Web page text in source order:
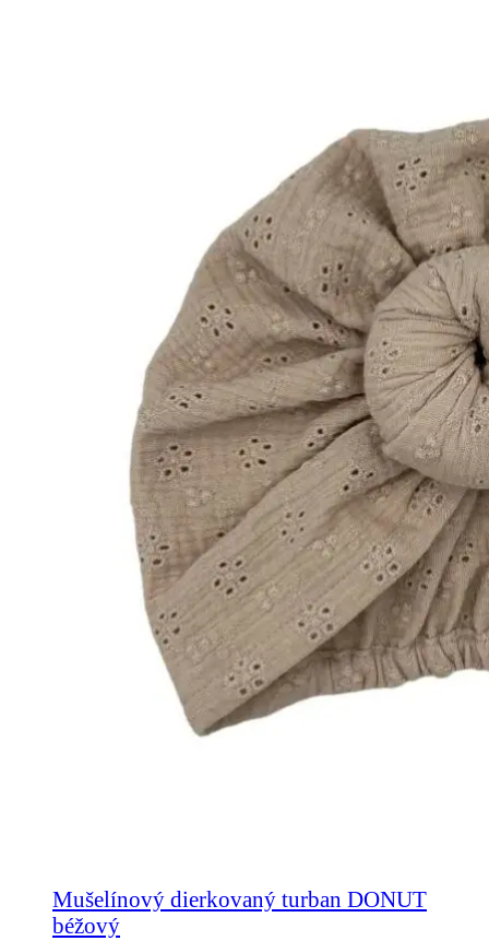
Mušelínový dierkovaný turban DONUT
béžový